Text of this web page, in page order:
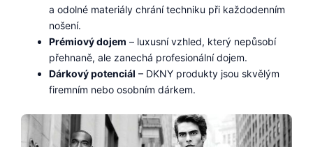
a odolné materiály chrání techniku při každodenním
nošení.
Prémiový dojem – luxusní vzhled, který nepůsobí
přehnaně, ale zanechá profesionální dojem.
Dárkový potenciál – DKNY produkty jsou skvělým
firemním nebo osobním dárkem.